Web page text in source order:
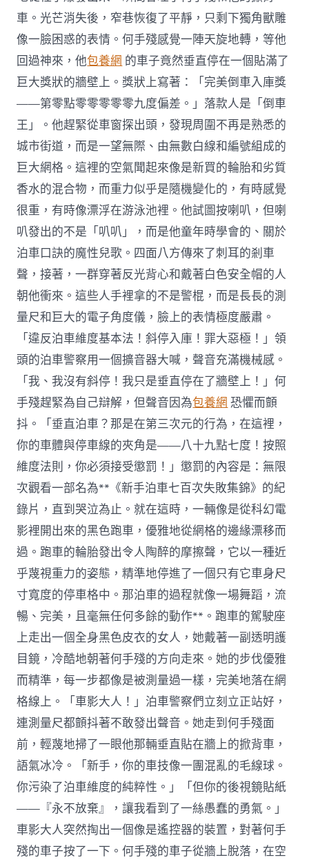
車。光芒消失後，窄巷恢復了平靜，只剩下獨角獸雕
像一臉困惑的表情。何手殘感覺一陣天旋地轉，等他
回過神來，他包養網 的車子竟然垂直停在一個貼滿了
巨大獎狀的牆壁上。獎狀上寫著：「完美倒車入庫獎
——第零點零零零零零九度偏差。」落款人是「倒車
王」。他趕緊從車窗探出頭，發現周圍不再是熟悉的
城市街道，而是一望無際、由無數白線和編號組成的
巨大網格。這裡的空氣聞起來像是新買的輪胎和劣質
香水的混合物，而重力似乎是隨機變化的，有時感覺
很重，有時像漂浮在游泳池裡。他試圖按喇叭，但喇
叭發出的不是「叭叭」，而是他童年時學會的、關於
泊車口訣的魔性兒歌。四面八方傳來了刺耳的剎車
聲，接著，一群穿著反光背心和戴著白色安全帽的人
朝他衝來。這些人手裡拿的不是警棍，而是長長的測
量尺和巨大的電子角度儀，臉上的表情極度嚴肅。
「違反泊車維度基本法！斜停入庫！罪大惡極！」領
頭的泊車警察用一個擴音器大喊，聲音充滿機械感。
「我、我沒有斜停！我只是垂直停在了牆壁上！」何
手殘趕緊為自己辯解，但聲音因為包養網 恐懼而顫
抖。「垂直泊車？那是在第三次元的行為，在這裡，
你的車體與停車線的夾角是——八十九點七度！按照
維度法則，你必須接受懲罰！」懲罰的內容是：無限
次觀看一部名為**《新手泊車七百次失敗集錦》的紀
錄片，直到哭泣為止。就在這時，一輛像是從科幻電
影裡開出來的黑色跑車，優雅地從網格的邊緣漂移而
過。跑車的輪胎發出令人陶醉的摩擦聲，它以一種近
乎蔑視重力的姿態，精準地停進了一個只有它車身尺
寸寬度的停車格中。那泊車的過程就像一場舞蹈，流
暢、完美，且毫無任何多餘的動作**。跑車的駕駛座
上走出一個全身黑色皮衣的女人，她戴著一副透明護
目鏡，冷酷地朝著何手殘的方向走來。她的步伐優雅
而精準，每一步都像是被測量過一樣，完美地落在網
格線上。「車影大人！」泊車警察們立刻立正站好，
連測量尺都顫抖著不敢發出聲音。她走到何手殘面
前，輕蔑地掃了一眼他那輛垂直貼在牆上的掀背車，
語氣冰冷。「新手，你的車技像一團混亂的毛線球。
你污染了泊車維度的純粹性。」「但你的後視鏡貼紙
——『永不放棄』，讓我看到了一絲愚蠢的勇氣。」
車影大人突然掏出一個像是遙控器的裝置，對著何手
殘的車子按了一下。何手殘的車子從牆上脫落，在空